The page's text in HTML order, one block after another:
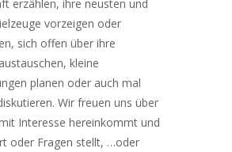
erzählen, ihre neusten und
vorzeigen oder
sich offen über ihre
kleine
planen oder auch mal
Wir freuen uns über
Interesse hereinkommt und
oder Fragen stellt, …oder